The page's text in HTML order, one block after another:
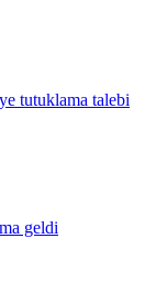
tutuklama talebi
geldi